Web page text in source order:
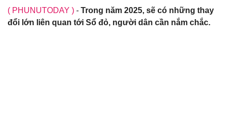
( PHUNUTODAY ) - Trong năm 2025, sẽ có những thay
đổi lớn liên quan tới Sổ đỏ, người dân cần nắm chắc.